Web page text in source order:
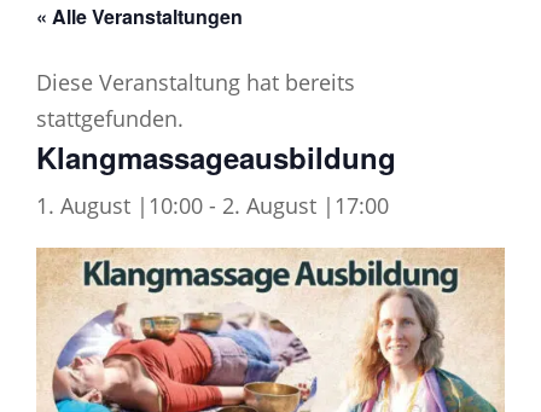
« Alle Veranstaltungen
Diese Veranstaltung hat bereits
stattgefunden.
Klangmassageausbildung
1. August |10:00 - 2. August |17:00